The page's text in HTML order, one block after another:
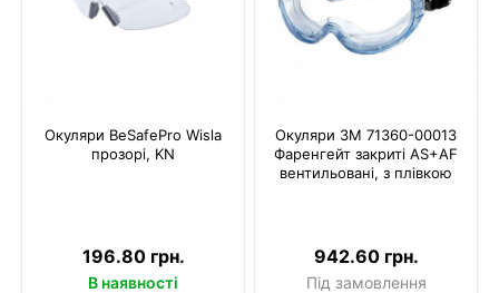
Окуляри BeSafePro Wisla
прозорі, KN
196.80 грн.
В наявності
Окуляри 3M 71360-00013
Фаренгейт закриті AS+AF
вентильовані, з плівкою
942.60 грн.
Під замовлення